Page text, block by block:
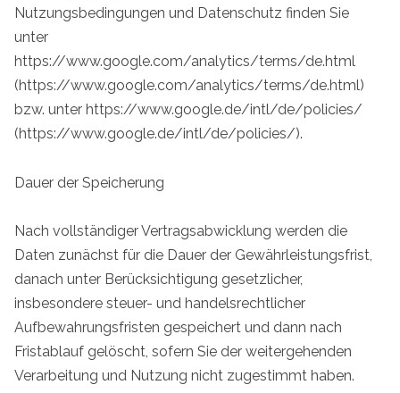
Nutzungsbedingungen und Datenschutz finden Sie
unter
https://www.google.com/analytics/terms/de.html
(https://www.google.com/analytics/terms/de.html)
bzw. unter https://www.google.de/intl/de/policies/
(https://www.google.de/intl/de/policies/).
Dauer der Speicherung
Nach vollständiger Vertragsabwicklung werden die
Daten zunächst für die Dauer der Gewährleistungsfrist,
danach unter Berücksichtigung gesetzlicher,
insbesondere steuer- und handelsrechtlicher
Aufbewahrungsfristen gespeichert und dann nach
Fristablauf gelöscht, sofern Sie der weitergehenden
Verarbeitung und Nutzung nicht zugestimmt haben.